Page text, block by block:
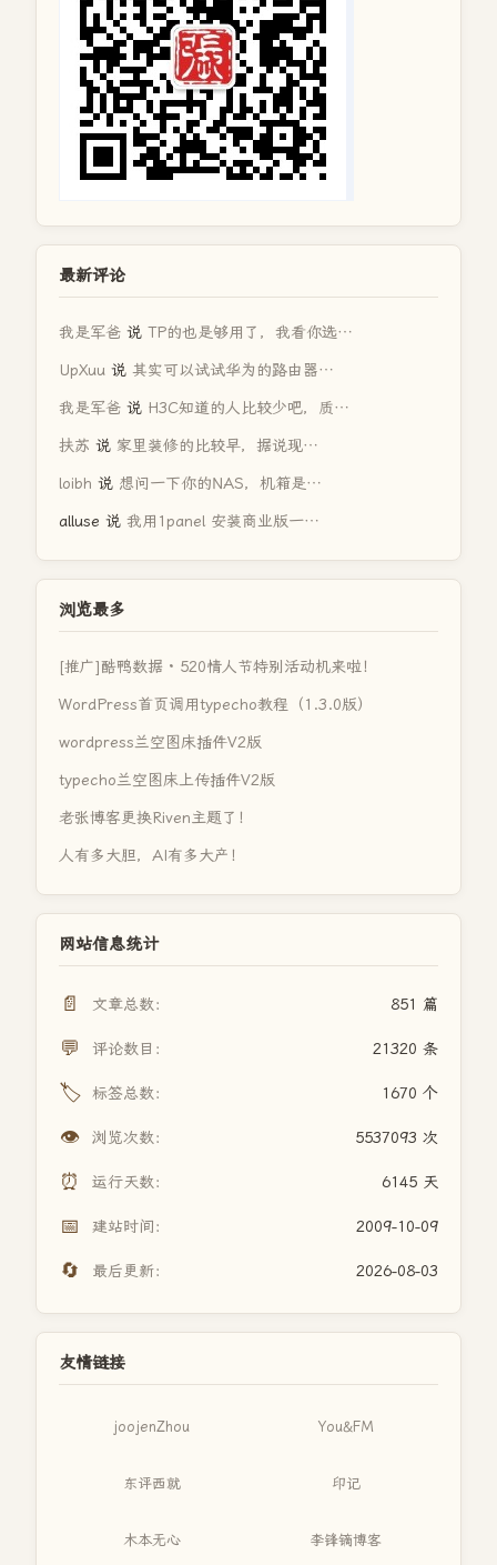
最新评论
我是军爸 说 TP的也是够用了，我看你选…
UpXuu 说 其实可以试试华为的路由器…
我是军爸 说 H3C知道的人比较少吧，质…
扶苏 说 家里装修的比较早，据说现…
loibh 说 想问一下你的NAS，机箱是…
alluse 说 我用1panel 安装商业版一…
浏览最多
[推广]酷鸭数据 · 520情人节特别活动机来啦！
WordPress首页调用typecho教程（1.3.0版）
wordpress兰空图床插件V2版
typecho兰空图床上传插件V2版
老张博客更换Riven主题了！
人有多大胆，AI有多大产！
网站信息统计
📄 文章总数： 851 篇
💬 评论数目： 21320 条
🏷️ 标签总数： 1670 个
👁️ 浏览次数： 5537093 次
⏰ 运行天数： 6145 天
📅 建站时间： 2009-10-09
🔄 最后更新： 2026-08-03
友情链接
joojenZhou You&FM
东评西就 印记
木本无心 李锋镝博客